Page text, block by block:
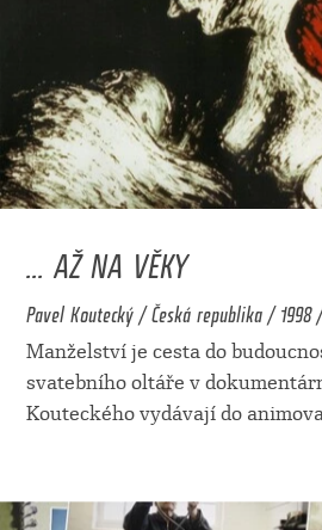
... AŽ NA VĚKY
Pavel Koutecký / Česká republika / 1998
Manželství je cesta do
svatebního oltáře v
Kouteckého vydávají do